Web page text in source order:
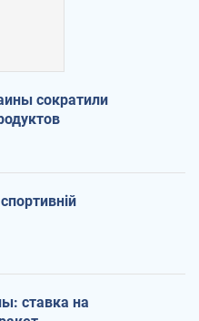
сократили
ставка на